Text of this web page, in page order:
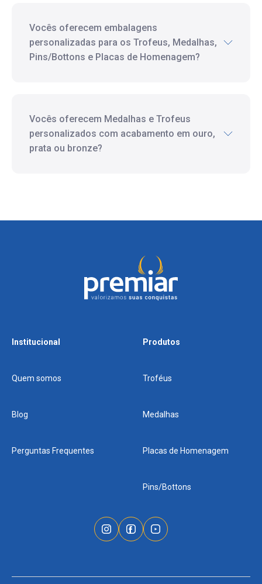
Vocês oferecem embalagens
personalizadas para os Trofeus, Medalhas,
Pins/Bottons e Placas de Homenagem?
Vocês oferecem Medalhas e Trofeus
personalizados com acabamento em ouro,
prata ou bronze?
Institucional
Quem somos
Blog
Perguntas Frequentes
Produtos
Troféus
Medalhas
Placas de Homenagem
Pins/Bottons